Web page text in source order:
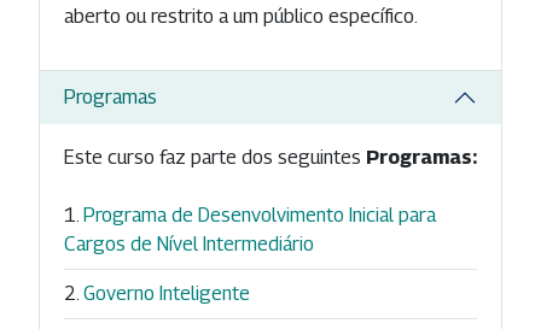
aberto ou restrito a um público específico.
Programas
Este curso faz parte dos seguintes Programas:
Programa de Desenvolvimento Inicial para
Cargos de Nível Intermediário
Governo Inteligente